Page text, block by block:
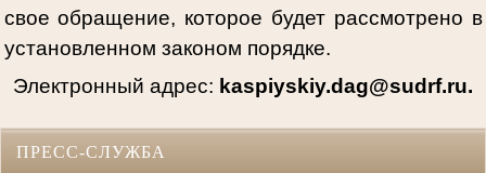
свое обращение, которое будет рассмотрено в
установленном законом порядке.
Электронный адрес: kaspiyskiy.dag@sudrf.ru.
ПРЕСС-СЛУЖБА